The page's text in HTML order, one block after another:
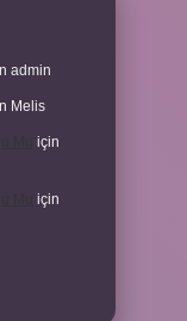
admin
Melis
için
Mu
için